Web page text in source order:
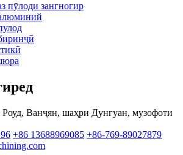
пӯлоди зангногир
Ванҷян, шаҳри Дунгуан, музофоти
+86 13688969085 +86-769-89027879